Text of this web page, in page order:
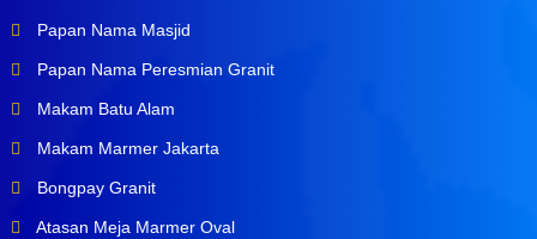
Papan Nama Masjid
Papan Nama Peresmian Granit
Makam Batu Alam
Makam Marmer Jakarta
Bongpay Granit
Atasan Meja Marmer Oval